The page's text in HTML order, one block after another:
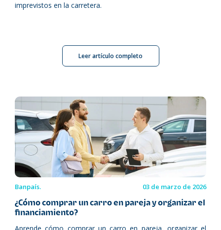
imprevistos en la carretera.
Leer artículo completo
Banpaís. 03 de marzo de 2026
¿Cómo comprar un carro en pareja y organizar el
financiamiento?